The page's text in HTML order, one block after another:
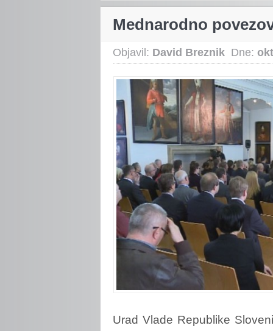
Mednarodno
Objavil: David Breznik Dne:
UradVlade Republike